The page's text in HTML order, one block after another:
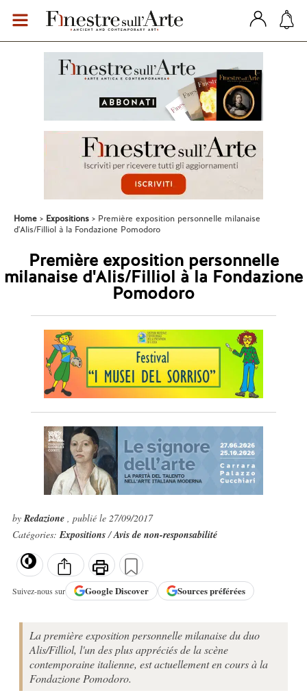
Home Expositions
Première exposition personnelle milanaise
d'Alis/Filliol à la Fondazione Pomodoro
Première exposition personnelle
milanaise d'Alis/Filliol à la Fondazione
Pomodoro
byRedazione , publié le 27/09/2017
Catégories:Expositions/Avis de non-responsabilité
Suivez-nous sur GoogleDiscover Sources préférées
La première exposition personnelle milanaise du duo
Alis/Filliol, l'un des plus appréciés de la scène
contemporaine italienne, est actuellement en cours à la
Fondazione Pomodoro.